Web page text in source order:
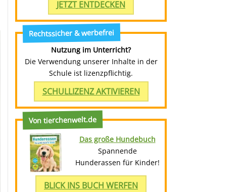
JETZT ENTDECKEN
Rechtssicher & werbefrei
Nutzung im Unterricht?
Die Verwendung unserer Inhalte in der
Schule ist lizenzpflichtig.
SCHULLIZENZ AKTIVIEREN
Von tierchenwelt.de
Das große Hundebuch
Spannende
Hunderassen für Kinder!
BLICK INS BUCH WERFEN